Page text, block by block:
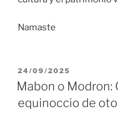
Namaste
PUBLICADO
EL
24/09/2025
Mabon o
equinoccio de